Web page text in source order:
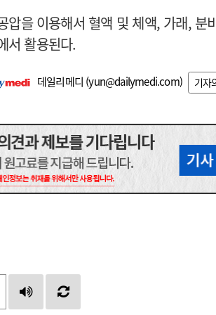
을 이용해서 혈액 및 체액, 가래, 분
서 활용된다.
데일리메디 (yun@dailymedi.com) 기자